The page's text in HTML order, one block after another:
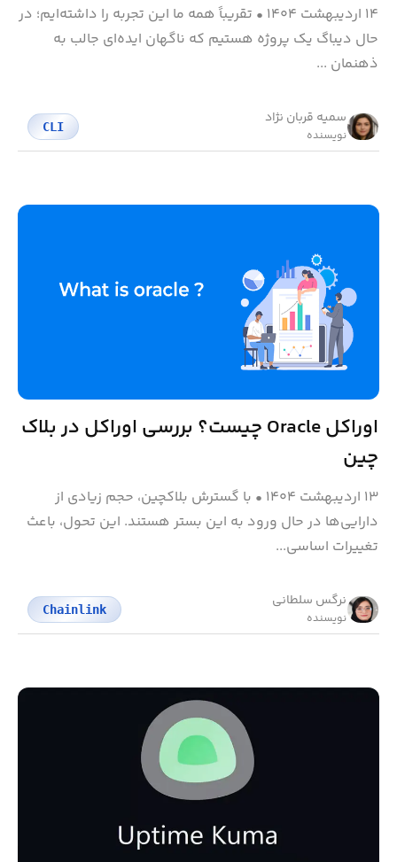
۱۴ اردیبهشت ۱۴۰۴ • تقریباً همه ما این تجربه را داشته‌ایم؛ در
حال دیباگ یک پروژه هستیم که ناگهان ایده‌ای جالب به
ذهنمان ...
سمیه قربان نژاد
نویسنده
CLI
اوراکل Oracle چیست؟ بررسی اوراکل در بلاک‌
چین
۱۳ اردیبهشت ۱۴۰۴ • با گسترش بلاکچین، حجم زیادی از
دارایی‌ها در حال ورود به این بستر هستند. این تحول، باعث
تغییرات اساسی...
نرگس سلطانی
نویسنده
Chainlink